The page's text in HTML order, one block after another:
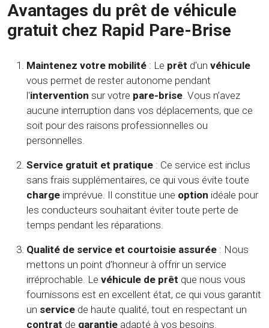
Avantages du prêt de véhicule
gratuit chez Rapid Pare-Brise
Maintenez votre mobilité : Le prêt d'un véhicule
vous permet de rester autonome pendant
l'intervention sur votre pare-brise. Vous n’avez
aucune interruption dans vos déplacements, que ce
soit pour des raisons professionnelles ou
personnelles.
Service gratuit et pratique : Ce service est inclus
sans frais supplémentaires, ce qui vous évite toute
charge imprévue. Il constitue une option idéale pour
les conducteurs souhaitant éviter toute perte de
temps pendant les réparations.
Qualité de service et courtoisie assurée : Nous
mettons un point d'honneur à offrir un service
irréprochable. Le véhicule de prêt que nous vous
fournissons est en excellent état, ce qui vous garantit
un service de haute qualité, tout en respectant un
contrat de garantie adapté à vos besoins.